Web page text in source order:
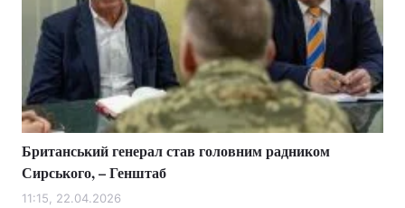
Британський генерал став головним радником
Сирського, – Генштаб
11:15, 22.04.2026